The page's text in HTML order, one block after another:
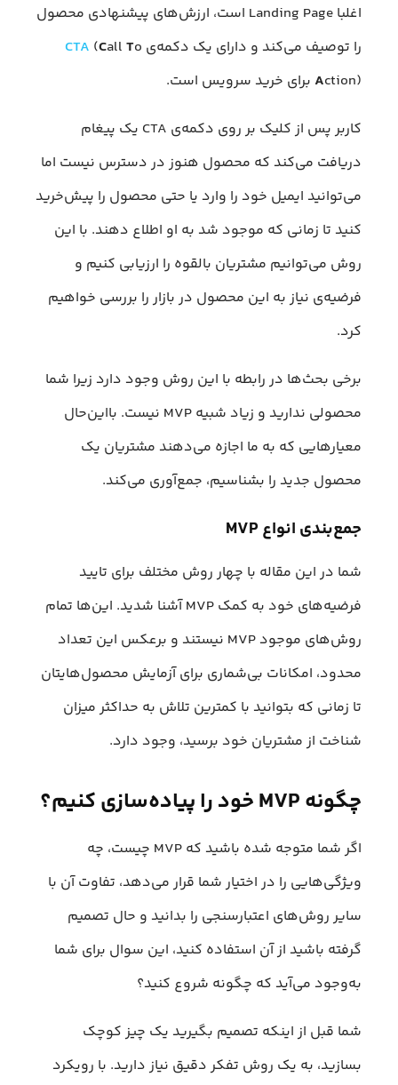
اغلبا Landing Page است، ارزش‌های پیشنهادی محصول
را توصیف می‌کند و دارای یک دکمه‌ی
CTA (Call To
Action) برای خرید سرویس است.
کاربر پس از کلیک بر روی دکمه‌ی CTA یک پیغام
دریافت می‌کند که محصول هنوز در دسترس نیست اما
می‌توانید ایمیل خود را وارد یا حتی محصول را پیش‌خرید
کنید تا زمانی که موجود شد به او اطلاع دهند. با این
روش می‌توانیم مشتریان بالقوه را ارزیابی کنیم و
فرضیه‌ی نیاز به این محصول در بازار را بررسی خواهیم
کرد.
برخی بحث‌ها در رابطه با این روش وجود دارد زیرا شما
محصولی ندارید و زیاد شبیه MVP نیست. بااین‌حال
معیارهایی که به ما اجازه می‌دهند مشتریان یک
محصول جدید را بشناسیم، جمع‌آوری می‌کند.
جمع‌بندی انواع MVP
شما در این مقاله با چهار روش مختلف برای تایید
فرضیه‌های خود به کمک MVP آشنا شدید. این‌ها تمام
روش‌های موجود MVP نیستند و برعکس این تعداد
محدود، امکانات بی‌شماری برای آزمایش محصول‌هایتان
تا زمانی که بتوانید با کمترین تلاش به حداکثر میزان
شناخت از مشتریان خود برسید، وجود دارد.
چگونه MVP خود را پیاده‌سازی کنیم؟
اگر شما متوجه شده باشید که MVP چیست، چه
ویژگی‌هایی را در اختیار شما قرار می‌دهد، تفاوت آن با
سایر روش‌های اعتبارسنجی را بدانید و حال تصمیم
گرفته‌ باشید از آن استفاده کنید، این سوال برای شما
به‌وجود می‌آید که چگونه شروع کنید؟
شما قبل از اینکه تصمیم بگیرید یک چیز کوچک
بسازید، به یک روش تفکر دقیق نیاز دارید. با رویکرد